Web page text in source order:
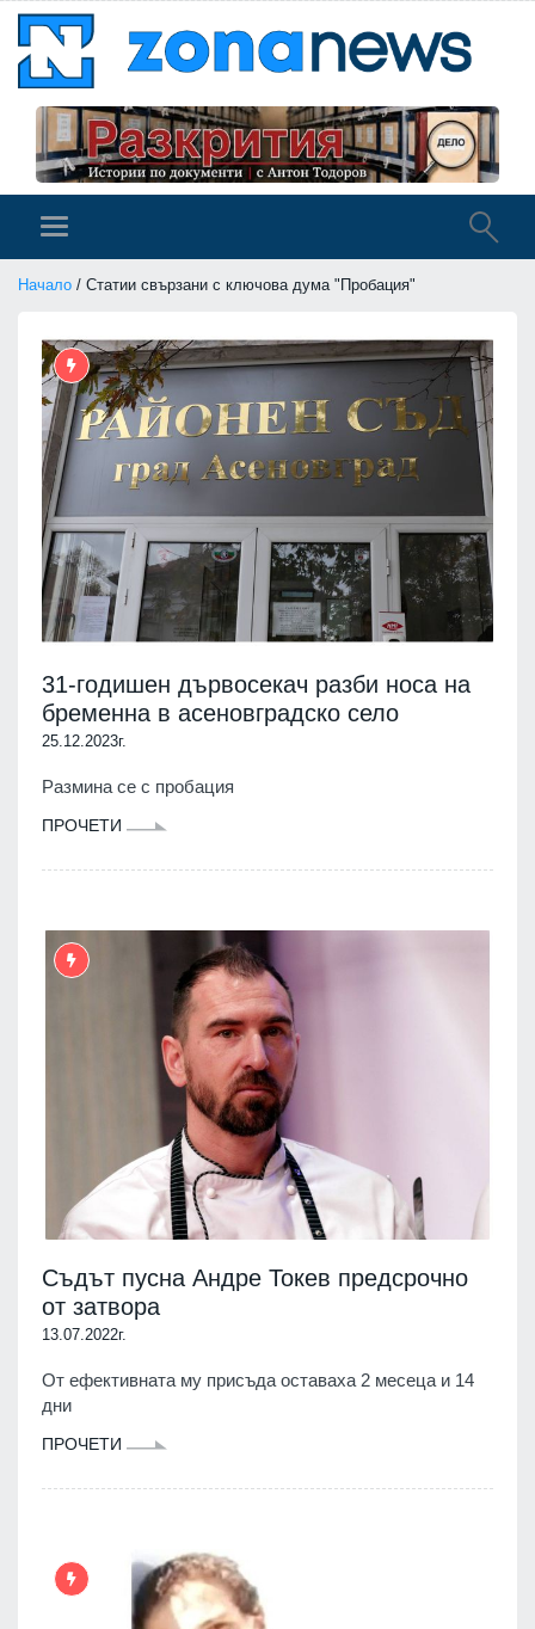
Начало / Статии свързани с ключова дума "Пробация"
31-годишен дървосекач разби носа на
бременна в асеновградско село
25.12.2023г.
Размина се с пробация
ПРОЧЕТИ
Съдът пусна Андре Токев предсрочно
от затвора
13.07.2022г.
От ефективната му присъда оставаха 2 месеца и 14
дни
ПРОЧЕТИ